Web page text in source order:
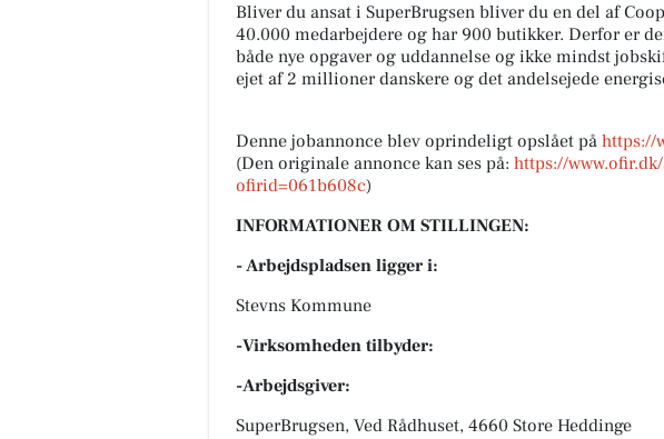
Bliver du ansat i SuperBrugsen bliver du en del af
40.000 medarbejdere og har 900 butikker. Derfor er
både nye opgaver og uddannelse og ikke mindst
ejet af 2 millioner danskere og det andelsejede
Denne jobannonce blev oprindeligt opslået på https://
(Den originale annonce kan ses på: https://
ofirid=061b608c)
INFORMATIONER OM STILLINGEN:
- Arbejdspladsen ligger i:
Stevns Kommune
-Virksomheden tilbyder:
-Arbejdsgiver:
SuperBrugsen, Ved Rådhuset, 4660 Store Heddinge